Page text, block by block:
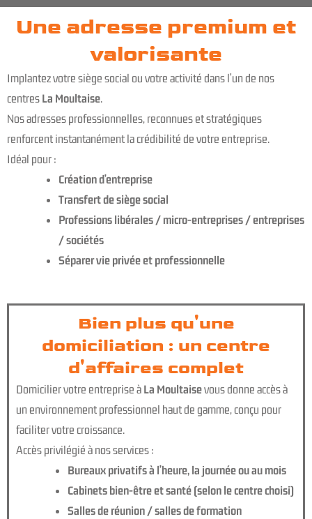
Une adresse premium et
valorisante
Implantez votre siège social ou votre activité dans l’un de nos
centres La Moultaise.
Nos adresses professionnelles, reconnues et stratégiques
renforcent instantanément la crédibilité de votre entreprise.
Idéal pour :
Création d’entreprise
Transfert de siège social
Professions libérales / micro-entreprises / entreprises
/ sociétés
Séparer vie privée et professionnelle
Bien plus qu'une
domiciliation : un centre
d'affaires complet
Domicilier votre entreprise à La Moultaisevous donne accès à
un environnement professionnel haut de gamme, conçu pour
faciliter votre croissance.
Accès privilégié à nos services :
Bureaux privatifs à l’heure, la journée ou au mois
Cabinets bien-être et santé (selon le centre choisi)
Salles de réunion / salles de formation